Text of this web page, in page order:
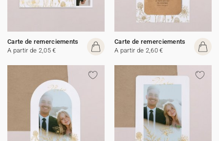
Carte de remerciements
A partir de 2,05 €
Carte de remerciements
A partir de 2,60 €